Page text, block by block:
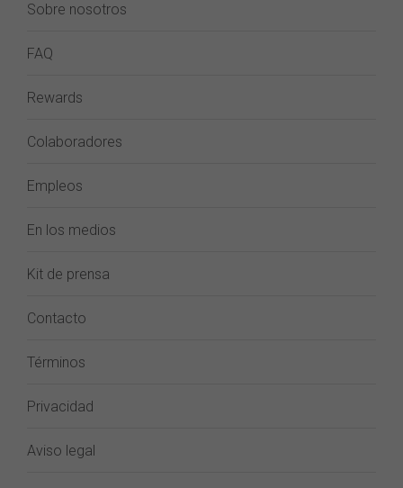
Sobre nosotros
FAQ
Rewards
Colaboradores
Empleos
En los medios
Kit de prensa
Contacto
Términos
Privacidad
Aviso legal